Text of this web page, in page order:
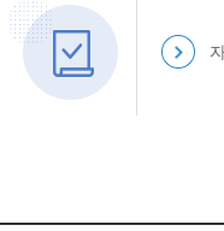
마이페이지